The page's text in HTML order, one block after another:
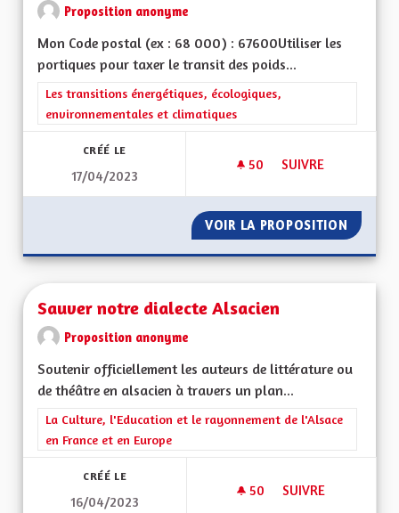
Proposition anonyme
Mon Code postal (ex : 68 000) : 67600Utiliser les
portiques pour taxer le transit des poids...
Filtrer les résultats de la catégorie : Les transitions
Les transitions énergétiques, écologiques,
environnementales et climatiques
CRÉÉ LE
17/04/2023
50 50 ABONNÉS
SUIVRE
VOIR LA PROPOSITION
Sauver notre dialecte Alsacien
Proposition anonyme
Soutenir officiellement les auteurs de littérature ou
de théâtre en alsacien à travers un plan...
Filtrer les résultats de la catégorie : La Culture, l'Education et
La Culture, l'Education et le rayonnement de l'Alsace
en France et en Europe
CRÉÉ LE
16/04/2023
50 50 ABONNÉS
SUIVRE